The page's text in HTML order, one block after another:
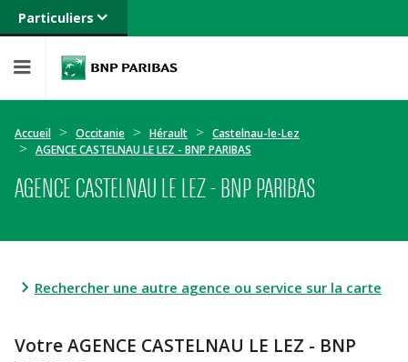
Particuliers
Banque privée
Entreprises
Accueil Occitanie Hérault
Castelnau-le-Lez
AGENCE CASTELNAU LE LEZ - BNP PARIBAS
AGENCE CASTELNAU LE LEZ - BNP PARIBAS
Rechercher une autre agence ou service sur la carte
Votre AGENCE CASTELNAU LE LEZ - BNP